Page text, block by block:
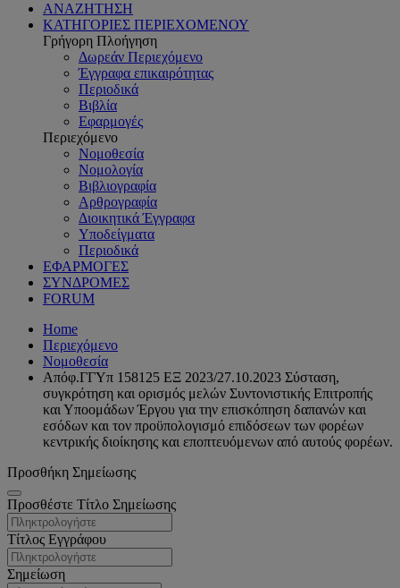
ΑΝΑΖΗΤΗΣΗ
ΚΑΤΗΓΟΡΙΕΣ ΠΕΡΙΕΧΟΜΕΝΟΥ
Γρήγορη Πλοήγηση
Δωρεάν Περιεχόμενο
Έγγραφα επικαιρότητας
Περιοδικά
Βιβλία
Εφαρμογές
Περιεχόμενο
Νομοθεσία
Νομολογία
Βιβλιογραφία
Αρθρογραφία
Διοικητικά Έγγραφα
Υποδείγματα
Περιοδικά
ΕΦΑΡΜΟΓΕΣ
ΣΥΝΔΡΟΜΕΣ
FORUM
Home
Περιεχόμενο
Νομοθεσία
Απόφ.ΓΓΥπ 158125 ΕΞ 2023/27.10.2023 Σύσταση,
συγκρότηση και ορισμός μελών Συντονιστικής Επιτροπής
και Υποομάδων Έργου για την επισκόπηση δαπανών και
εσόδων και τον προϋπολογισμό επιδόσεων των φορέων
κεντρικής διοίκησης και εποπτευόμενων από αυτούς φορέων.
Προσθήκη Σημείωσης
Προσθέστε Τίτλο Σημείωσης
Τίτλος Εγγράφου
Σημείωση